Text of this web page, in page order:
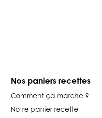
Nos paniers recettes
Comment ça marche ?
Notre panier recette